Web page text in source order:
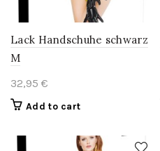
Lack Handschuhe schwarz
M
32,95 €
Add to cart